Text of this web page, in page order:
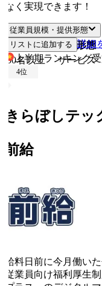
く実現できます！
従業員規模・提供形態
業員規模 提供形態
名以上
サービス
リストに追加する 詳細を
上半期ランキング受賞
位
らぼしテッ
給
料日前に今月働いた
業員向け福利厚生制